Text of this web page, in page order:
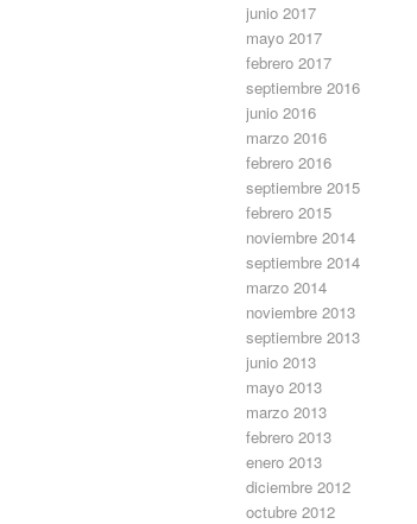
junio 2017
mayo 2017
febrero 2017
septiembre 2016
junio 2016
marzo 2016
febrero 2016
septiembre 2015
febrero 2015
noviembre 2014
septiembre 2014
marzo 2014
noviembre 2013
septiembre 2013
junio 2013
mayo 2013
marzo 2013
febrero 2013
enero 2013
diciembre 2012
octubre 2012